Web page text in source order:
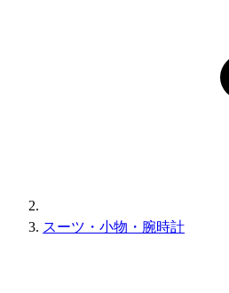
スーツ・小物・腕時計